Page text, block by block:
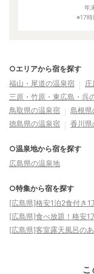
年
※17時
○エリアから宿を探す
福山・尾道の温泉宿
三原・竹原・東広島・呉
鳥取県の温泉宿
島根県
徳島県の温泉宿
香川県
○温泉地から宿を探す
広島県の温泉地
○特集から宿を探す
[広島県]格安1泊2食付き1
[広島県]食べ放題！格安1
[広島県]客室露天風呂の